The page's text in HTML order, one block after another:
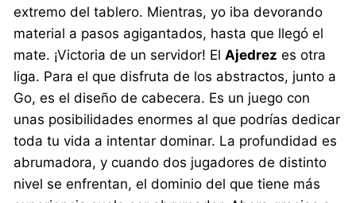
extremo del tablero. Mientras, yo iba devorando
material a pasos agigantados, hasta que llegó el
mate. ¡Victoria de un servidor! ElAjedrez es otra
liga. Para el que disfruta de los abstractos, junto a
Go, es el diseño de cabecera. Es un juego con
unas posibilidades enormes al que podrías dedicar
toda tu vida a intentar dominar. La profundidad es
abrumadora, y cuando dos jugadores de distinto
nivel se enfrentan, el dominio del que tiene más